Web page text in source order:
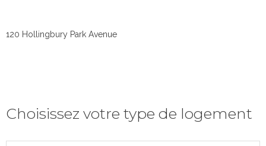
120 Hollingbury Park Avenue
Choisissez votre type de logement